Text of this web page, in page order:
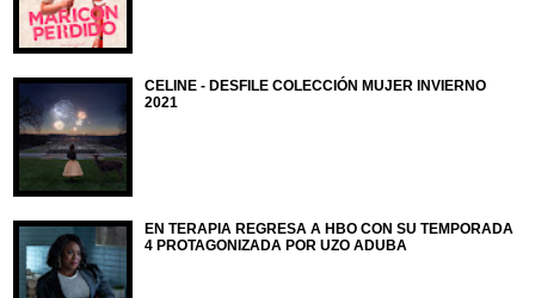
CELINE - DESFILE COLECCIÓN MUJER INVIERNO
2021
EN TERAPIA REGRESA A HBO CON SU TEMPORADA
4 PROTAGONIZADA POR UZO ADUBA